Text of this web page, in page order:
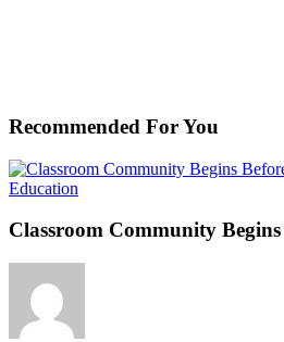
Recommended For You
Education
Begins
the
Classroom Community